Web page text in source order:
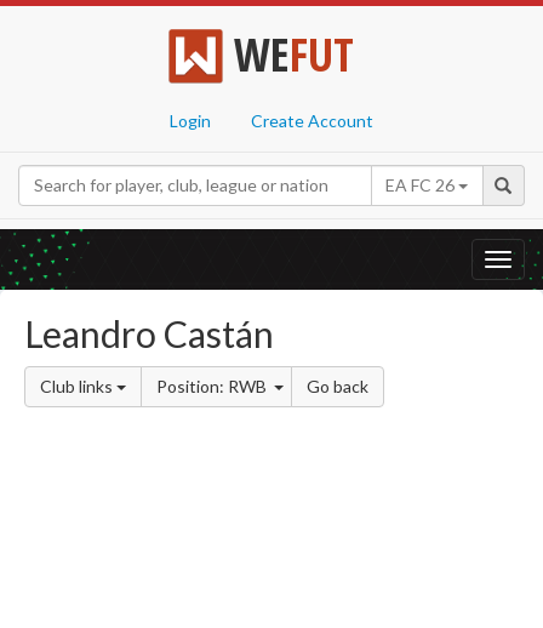
WEFUT
Login Create Account
EA FC 26
Leandro Castán
Club links Position: RWB Go back